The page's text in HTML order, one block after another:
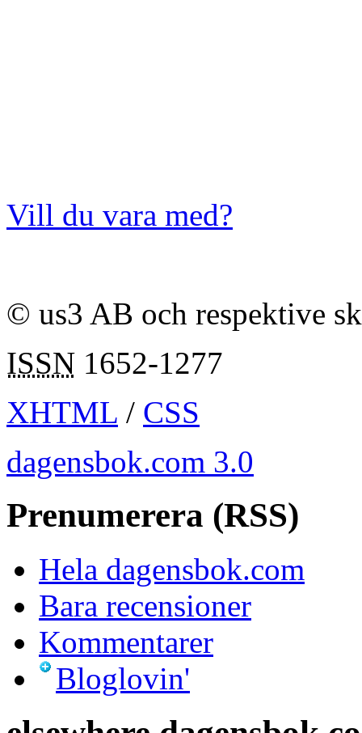
Vill du vara med?
© us3 AB och respektive
ISSN 1652-1277
XHTML / CSS
dagensbok.com 3.0
Prenumerera (RSS)
Hela dagensbok.com
Bara recensioner
Kommentarer
Bloglovin'